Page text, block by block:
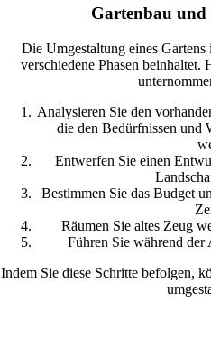
Gartenbau und
Die Umgestaltung eines
verschiedene Phasen beinhaltet.
Analysieren Sie den
die den Bedürfnissen und
Entwerfen Sie einen
Bestimmen Sie das Budget
Räumen Sie altes Zeug
Führen Sie während
Indem Sie diese Schritte befolgen,